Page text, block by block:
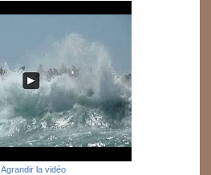
Agrandir la vidéo